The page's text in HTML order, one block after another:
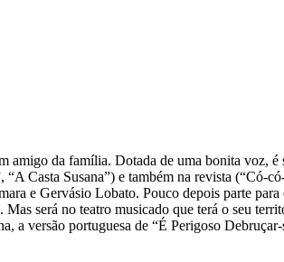
amigo da família. Dotada de uma bonita
“A Casta Susana”) e também na revista
e Gervásio Lobato. Pouco depois parte
será no teatro musicado que terá o seu
a versão portuguesa de “É Perigoso Debruçar-